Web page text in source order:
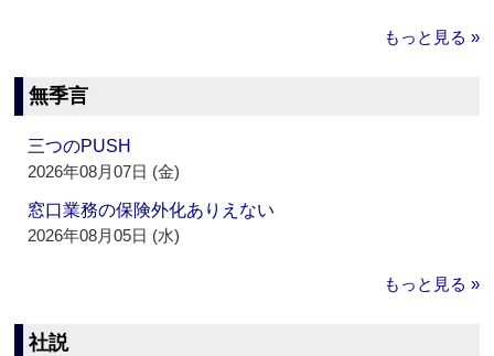
もっと見る »
無季言
三つのPUSH
2026年08月07日 (金)
窓口業務の保険外化ありえない
2026年08月05日 (水)
もっと見る »
社説